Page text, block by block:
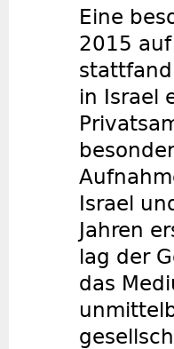
Eine
2015
in Israel
Israel
Jahren
lag der
das